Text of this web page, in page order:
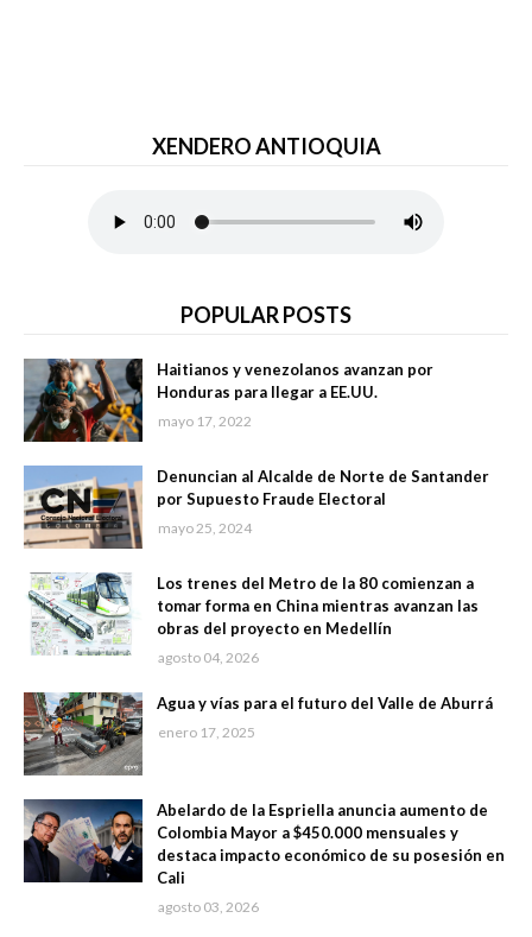
XENDERO ANTIOQUIA
POPULAR POSTS
Haitianos y venezolanos avanzan por
Honduras para llegar a EE.UU.
mayo 17, 2022
Denuncian al Alcalde de Norte de Santander
por Supuesto Fraude Electoral
mayo 25, 2024
Los trenes del Metro de la 80 comienzan a
tomar forma en China mientras avanzan las
obras del proyecto en Medellín
agosto 04, 2026
Agua y vías para el futuro del Valle de Aburrá
enero 17, 2025
Abelardo de la Espriella anuncia aumento de
Colombia Mayor a $450.000 mensuales y
destaca impacto económico de su posesión en
Cali
agosto 03, 2026